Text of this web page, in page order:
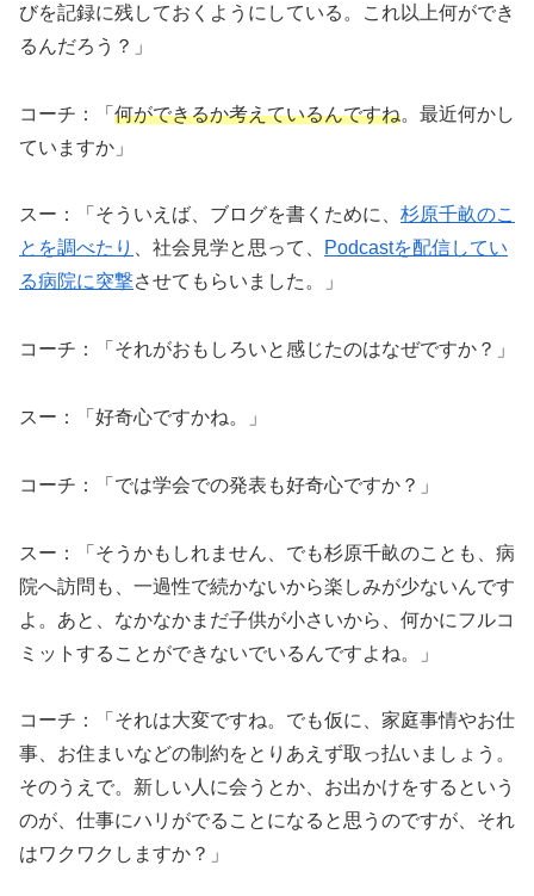
びを記録に残しておくようにしている。これ以上何ができ
るんだろう？」
コーチ：「 何ができるか考えているんですね。最近何かし
ていますか」
スー：「そういえば、ブログを書くために、 杉原千畝のこ
とを調べたり 、社会見学と思って、
Podcastを配信してい
る病院に突撃させてもらいました。」
コーチ：「それがおもしろいと感じたのはなぜですか？」
スー：「好奇心ですかね。」
コーチ：「では学会での発表も好奇心ですか？」
スー：「そうかもしれません、でも杉原千畝のことも、病
院へ訪問も、一過性で続かないから楽しみが少ないんです
よ。あと、なかなかまだ子供が小さいから、何かにフルコ
ミットすることができないでいるんですよね。」
コーチ：「それは大変ですね。でも仮に、家庭事情やお仕
事、お住まいなどの制約をとりあえず取っ払いましょう。
そのうえで。新しい人に会うとか、お出かけをするという
のが、仕事にハリがでることになると思うのですが、それ
はワクワクしますか？」